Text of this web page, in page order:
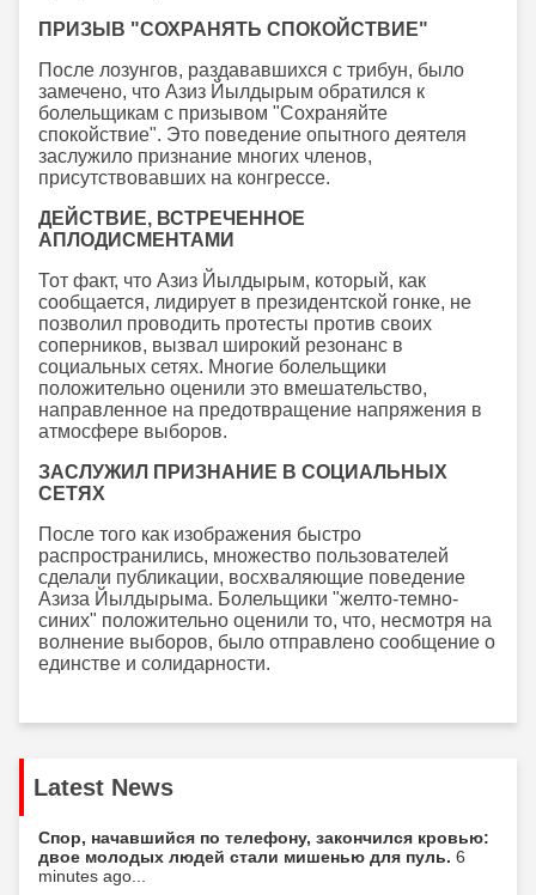
ПРИЗЫВ "СОХРАНЯТЬ СПОКОЙСТВИЕ"
После лозунгов, раздававшихся с трибун, было
замечено, что Азиз Йылдырым обратился к
болельщикам с призывом "Сохраняйте
спокойствие". Это поведение опытного деятеля
заслужило признание многих членов,
присутствовавших на конгрессе.
ДЕЙСТВИЕ, ВСТРЕЧЕННОЕ
АПЛОДИСМЕНТАМИ
Тот факт, что Азиз Йылдырым, который, как
сообщается, лидирует в президентской гонке, не
позволил проводить протесты против своих
соперников, вызвал широкий резонанс в
социальных сетях. Многие болельщики
положительно оценили это вмешательство,
направленное на предотвращение напряжения в
атмосфере выборов.
ЗАСЛУЖИЛ ПРИЗНАНИЕ В СОЦИАЛЬНЫХ
СЕТЯХ
После того как изображения быстро
распространились, множество пользователей
сделали публикации, восхваляющие поведение
Азиза Йылдырыма. Болельщики "желто-темно-
синих" положительно оценили то, что, несмотря на
волнение выборов, было отправлено сообщение о
единстве и солидарности.
Latest News
Спор, начавшийся по телефону, закончился кровью:
двое молодых людей стали мишенью для пуль. 6
minutes ago...